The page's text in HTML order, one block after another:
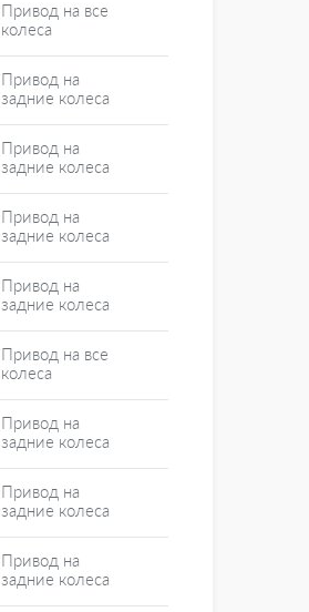
Привод на все
колеса
Привод на
задние колеса
Привод на
задние колеса
Привод на
задние колеса
Привод на
задние колеса
Привод на все
колеса
Привод на
задние колеса
Привод на
задние колеса
Привод на
задние колеса